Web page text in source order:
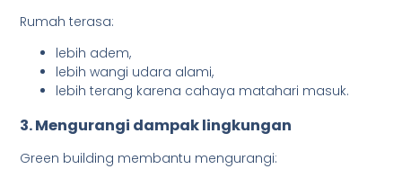
Rumah terasa:
lebih adem,
lebih wangi udara alami,
lebih terang karena cahaya matahari masuk.
3. Mengurangi dampak lingkungan
Green building membantu mengurangi: